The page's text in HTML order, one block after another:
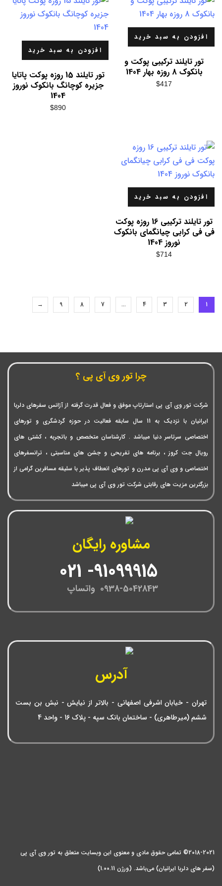
افزودن به سبد خرید
تور تایلند ترکیبی پوکت و
بانکوک 8 روزه بهار 1404
$417
افزودن به سبد خرید
تور تایلند 15 روزه پوکت پاتایا
جزیره کوچانگ بانکوک نوروز
1404
$890
افزودن به سبد خرید
تور تایلند ترکیبی 16 روزه پوکت
فی فی کرابی چیانگمای بانکوک
نوروز 1404
$714
1
2
3
4
…
7
8
9
→
چرا تور وی آی پی ؟
شرکت تور وی آی پی استارتاپ موفق و فعال قدرت گرفته از آژانس سفرهای دلربا
ایرانیان با نزدیک به 11 سال سابقه فعالیت در حوزه گردشگری و تورهای
اختصاصی سرتاسر دنیا میباشد . کارشناسان متخصص و باتجربه ، کشتی های
رویال جت کروز ، برنامه های تفریحی و جشن های مناسبتی ، ترانسفرهای
اختصاصی و وی آی پی مدرن و تورهای انعطاف پذیر با سلیقه مسافرین گرامی از
بزرگترین مزیت های رقابتی شرکت تور وی آی پی میباشد
مشاوره رایگان
0938-5042843 واتساپ
آدرس
تهران - خیابان اشرفی اصفهانی - بالاتر از نیایش - نبش بن بست
ششم (میرطاهری) - ساختمان بانک سپه - پلاک 16 - واحد 4
2018-2021© تمامی حقوق مادی و معنوی این وبسایت متعلق به تور وی آی پی
(سفر های دلربا ایرانیان) می‌باشد. (ورژن 1.00.11)